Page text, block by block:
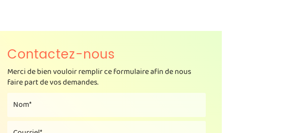
Contactez-nous
Merci de bien vouloir remplir ce formulaire afin de nous
faire part de vos demandes.